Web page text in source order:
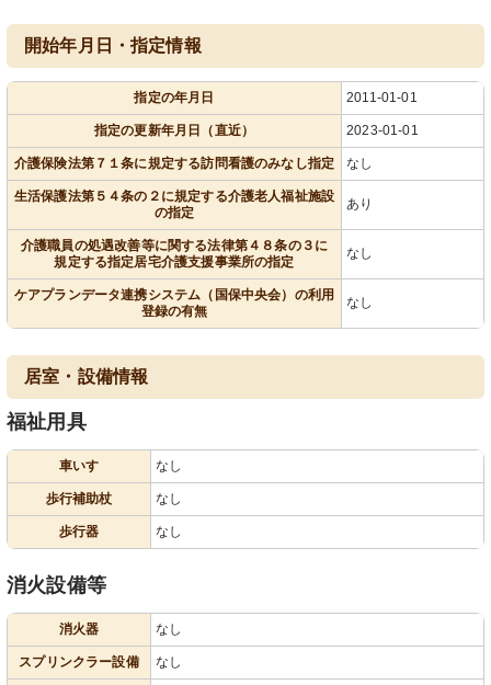
開始年月日・指定情報
指定の年月日 2011-01-01
指定の更新年月日（直近） 2023-01-01
介護保険法第７１条に規定する訪問看護のみなし指定 なし
生活保護法第５４条の２に規定する介護老人福祉施設
の指定
あり
介護職員の処遇改善等に関する法律第４８条の３に
規定する指定居宅介護支援事業所の指定
なし
ケアプランデータ連携システム（国保中央会）の利用
登録の有無
なし
居室・設備情報
福祉用具
車いす なし
歩行補助杖 なし
歩行器 なし
消火設備等
消火器 なし
スプリンクラー設備 なし